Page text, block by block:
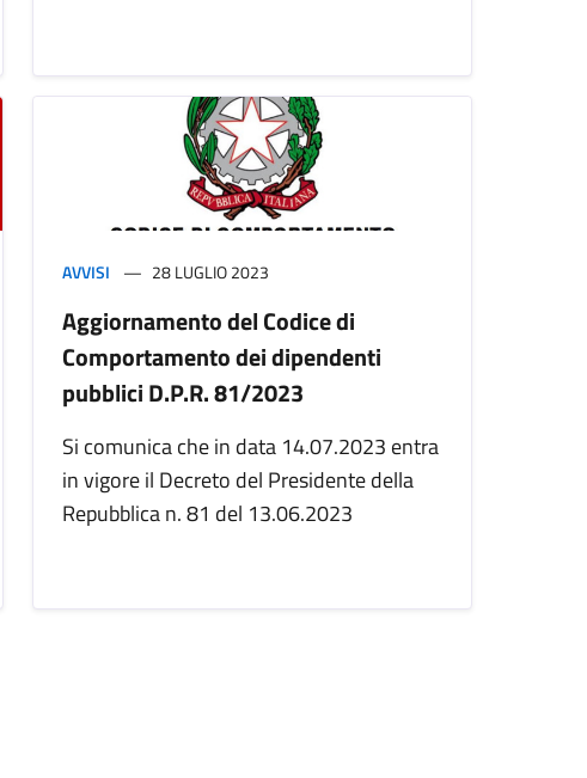
AVVISI 28 LUGLIO 2023
Aggiornamento del Codice di
Comportamento dei dipendenti
pubblici D.P.R. 81/2023
Si comunica che in data 14.07.2023 entra
in vigore il Decreto del Presidente della
Repubblica n. 81 del 13.06.2023